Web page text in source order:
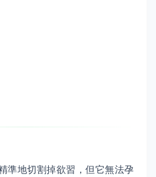
準地切割掉欲習，但它無法孕